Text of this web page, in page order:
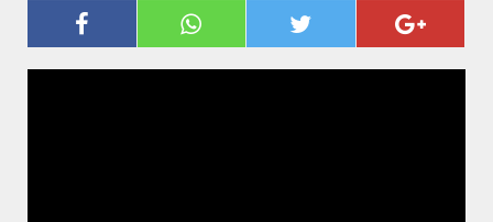
BEATE ZSCHÄPE – EINE
CHRONOLOGIE